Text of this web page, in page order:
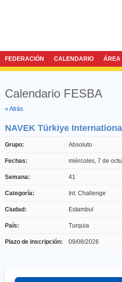
FEDERACIÓN CALENDARIO ÁREA
Calendario FESBA
« Atrás
NAVEK Türkiye
Grupo: Absoluto
Fechas: miércoles, 7 de
Semana: 41
Categoría: Int. Challenge
Ciudad: Estambul
País: Turquia
Plazo de inscripción: 09/08/2026